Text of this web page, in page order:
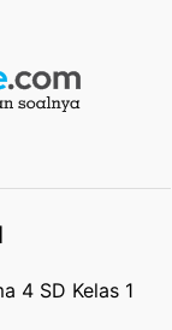
4 SD Kelas 1